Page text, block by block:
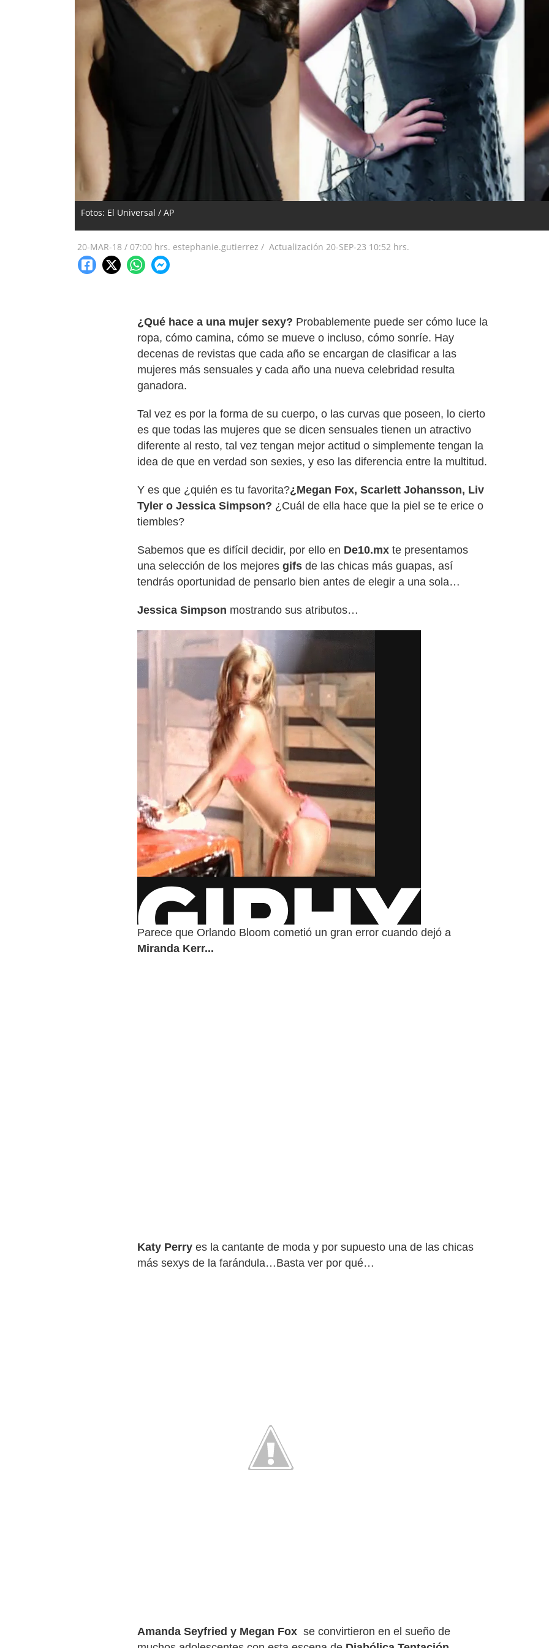
Fotos: El Universal / AP
20-MAR-18 / 07:00 hrs. estephanie.gutierrez / Actualización 20-SEP-23 10:52 hrs.
¿Qué hace a una mujer sexy? Probablemente puede ser cómo luce la
ropa, cómo camina, cómo se mueve o incluso, cómo sonríe. Hay
decenas de revistas que cada año se encargan de clasificar a las
mujeres más sensuales y cada año una nueva celebridad resulta
ganadora.
Tal vez es por la forma de su cuerpo, o las curvas que poseen, lo cierto
es que todas las mujeres que se dicen sensuales tienen un atractivo
diferente al resto, tal vez tengan mejor actitud o simplemente tengan la
idea de que en verdad son sexies, y eso las diferencia entre la multitud.
Y es que ¿quién es tu favorita?¿Megan Fox, Scarlett Johansson, Liv
Tyler o Jessica Simpson? ¿Cuál de ella hace que la piel se te erice o
tiembles?
Sabemos que es difícil decidir, por ello en De10.mx te presentamos
una selección de los mejores gifs de las chicas más guapas, así
tendrás oportunidad de pensarlo bien antes de elegir a una sola…
Jessica Simpson mostrando sus atributos…
Parece que Orlando Bloom cometió un gran error cuando dejó a
Miranda Kerr...
Katy Perry es la cantante de moda y por supuesto una de las chicas
más sexys de la farándula…Basta ver por qué…
Amanda Seyfried y Megan Fox se convirtieron en el sueño de